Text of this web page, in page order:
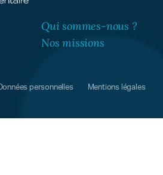
Qui sommes-nous ?
Nos missions
Données personnelles Mentions légales